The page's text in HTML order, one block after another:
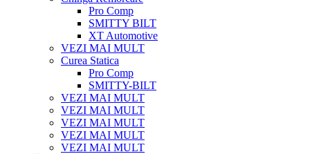
Pro Comp
SMITTY BILT
XT Automotive
VEZI MAI MULT
Curea Statica
Pro Comp
SMITTY-BILT
VEZI MAI MULT
VEZI MAI MULT
VEZI MAI MULT
VEZI MAI MULT
VEZI MAI MULT